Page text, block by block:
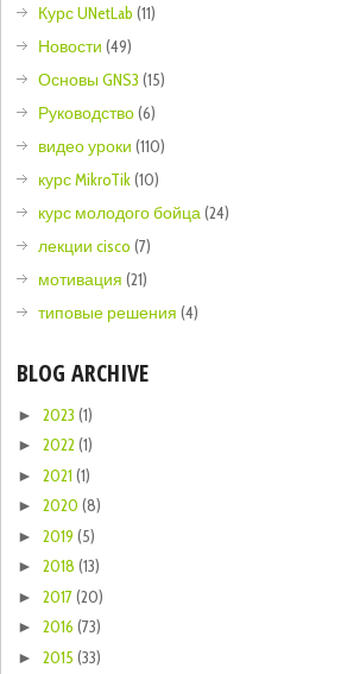
Курс UNetLab (11)
Новости (49)
Основы GNS3 (15)
Руководство(6)
видео уроки (110)
курс MikroTik(10)
курс молодого бойца(24)
лекции cisco (7)
мотивация (21)
типовые решения (4)
BLOG ARCHIVE
►2023(1)
►2022(1)
►2021(1)
►2020(8)
►2019(5)
►2018(13)
►2017(20)
►2016(73)
►2015(33)